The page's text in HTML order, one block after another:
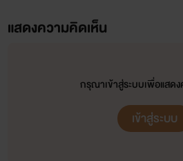
แสดงความคิดเห็น
กรุณาเข้าสู่ระบบเพื่อแสด
เข้าสู่ระบบ